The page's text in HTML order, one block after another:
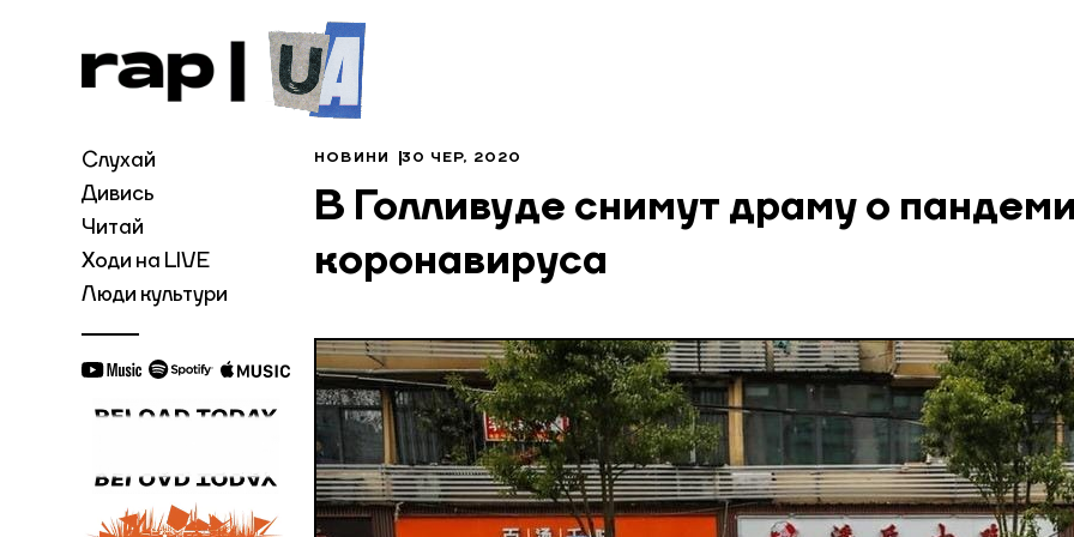
Слухай
Дивись
Читай
Ходи на LIVE
Люди культури
НОВИНИ 30 ЧЕР, 2020
В Голливуде снимут драму о
коронавируса